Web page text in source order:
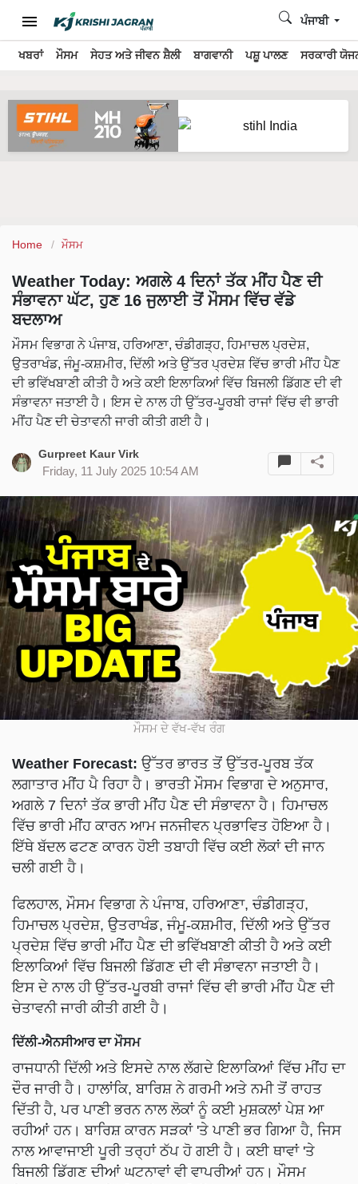
ਖਬਰਾਂ ਮੌਸਮ ਸੇਹਤ ਅਤੇ ਜੀਵਨ ਸ਼ੈਲੀ ਬਾਗਵਾਨੀ ਪਸ਼ੂ ਪਾਲਣ ਸਰਕਾਰੀ
ਪੰਜਾਬੀ
Home ਮੌਸਮ
Weather Today: ਅਗਲੇ 4 ਦਿਨਾਂ ਤੱਕ ਮੀਂਹ ਪੈਣ ਦੀ
ਸੰਭਾਵਨਾ ਘੱਟ, ਹੁਣ 16 ਜੁਲਾਈ ਤੋਂ ਮੌਸਮ ਵਿੱਚ ਵੱਡੇ
ਬਦਲਾਅ
ਮੌਸਮ ਵਿਭਾਗ ਨੇ ਪੰਜਾਬ, ਹਰਿਆਣਾ, ਚੰਡੀਗੜ੍ਹ, ਹਿਮਾਚਲ ਪ੍ਰਦੇਸ਼,
ਉਤਰਾਖੰਡ, ਜੰਮੂ-ਕਸ਼ਮੀਰ, ਦਿੱਲੀ ਅਤੇ ਉੱਤਰ ਪ੍ਰਦੇਸ਼ ਵਿੱਚ ਭਾਰੀ ਮੀਂਹ ਪੈਣ
ਦੀ ਭਵਿੱਖਬਾਣੀ ਕੀਤੀ ਹੈ ਅਤੇ ਕਈ ਇਲਾਕਿਆਂ ਵਿੱਚ ਬਿਜਲੀ ਡਿੱਗਣ ਦੀ ਵੀ
ਸੰਭਾਵਨਾ ਜਤਾਈ ਹੈ। ਇਸ ਦੇ ਨਾਲ ਹੀ ਉੱਤਰ-ਪੂਰਬੀ ਰਾਜਾਂ ਵਿੱਚ ਵੀ ਭਾਰੀ
ਮੀਂਹ ਪੈਣ ਦੀ ਚੇਤਾਵਨੀ ਜਾਰੀ ਕੀਤੀ ਗਈ ਹੈ।
Gurpreet Kaur Virk
Friday, 11 July 2025 10:54 AM
ਮੌਸਮ ਦੇ ਵੱਖ-ਵੱਖ ਰੰਗ
Weather Forecast: ਉੱਤਰ ਭਾਰਤ ਤੋਂ ਉੱਤਰ-ਪੂਰਬ ਤੱਕ
ਲਗਾਤਾਰ ਮੀਂਹ ਪੈ ਰਿਹਾ ਹੈ। ਭਾਰਤੀ ਮੌਸਮ ਵਿਭਾਗ ਦੇ ਅਨੁਸਾਰ,
ਅਗਲੇ 7 ਦਿਨਾਂ ਤੱਕ ਭਾਰੀ ਮੀਂਹ ਪੈਣ ਦੀ ਸੰਭਾਵਨਾ ਹੈ। ਹਿਮਾਚਲ
ਵਿੱਚ ਭਾਰੀ ਮੀਂਹ ਕਾਰਨ ਆਮ ਜਨਜੀਵਨ ਪ੍ਰਭਾਵਿਤ ਹੋਇਆ ਹੈ।
ਇੱਥੇ ਬੱਦਲ ਫਟਣ ਕਾਰਨ ਹੋਈ ਤਬਾਹੀ ਵਿੱਚ ਕਈ ਲੋਕਾਂ ਦੀ ਜਾਨ
ਚਲੀ ਗਈ ਹੈ।
ਫਿਲਹਾਲ, ਮੌਸਮ ਵਿਭਾਗ ਨੇ ਪੰਜਾਬ, ਹਰਿਆਣਾ, ਚੰਡੀਗੜ੍ਹ,
ਹਿਮਾਚਲ ਪ੍ਰਦੇਸ਼, ਉਤਰਾਖੰਡ, ਜੰਮੂ-ਕਸ਼ਮੀਰ, ਦਿੱਲੀ ਅਤੇ ਉੱਤਰ
ਪ੍ਰਦੇਸ਼ ਵਿੱਚ ਭਾਰੀ ਮੀਂਹ ਪੈਣ ਦੀ ਭਵਿੱਖਬਾਣੀ ਕੀਤੀ ਹੈ ਅਤੇ ਕਈ
ਇਲਾਕਿਆਂ ਵਿੱਚ ਬਿਜਲੀ ਡਿੱਗਣ ਦੀ ਵੀ ਸੰਭਾਵਨਾ ਜਤਾਈ ਹੈ।
ਇਸ ਦੇ ਨਾਲ ਹੀ ਉੱਤਰ-ਪੂਰਬੀ ਰਾਜਾਂ ਵਿੱਚ ਵੀ ਭਾਰੀ ਮੀਂਹ ਪੈਣ ਦੀ
ਚੇਤਾਵਨੀ ਜਾਰੀ ਕੀਤੀ ਗਈ ਹੈ।
ਦਿੱਲੀ-ਐਨਸੀਆਰ ਦਾ ਮੌਸਮ
ਰਾਜਧਾਨੀ ਦਿੱਲੀ ਅਤੇ ਇਸਦੇ ਨਾਲ ਲੱਗਦੇ ਇਲਾਕਿਆਂ ਵਿੱਚ ਮੀਂਹ ਦਾ
ਦੌਰ ਜਾਰੀ ਹੈ। ਹਾਲਾਂਕਿ, ਬਾਰਿਸ਼ ਨੇ ਗਰਮੀ ਅਤੇ ਨਮੀ ਤੋਂ ਰਾਹਤ
ਦਿੱਤੀ ਹੈ, ਪਰ ਪਾਣੀ ਭਰਨ ਨਾਲ ਲੋਕਾਂ ਨੂੰ ਕਈ ਮੁਸ਼ਕਲਾਂ ਪੇਸ਼ ਆ
ਰਹੀਆਂ ਹਨ। ਬਾਰਿਸ਼ ਕਾਰਨ ਸੜਕਾਂ 'ਤੇ ਪਾਣੀ ਭਰ ਗਿਆ ਹੈ, ਜਿਸ
ਨਾਲ ਆਵਾਜਾਈ ਪੂਰੀ ਤਰ੍ਹਾਂ ਠੱਪ ਹੋ ਗਈ ਹੈ। ਕਈ ਥਾਵਾਂ 'ਤੇ
ਬਿਜਲੀ ਡਿੱਗਣ ਦੀਆਂ ਘਟਨਾਵਾਂ ਵੀ ਵਾਪਰੀਆਂ ਹਨ। ਮੌਸਮ